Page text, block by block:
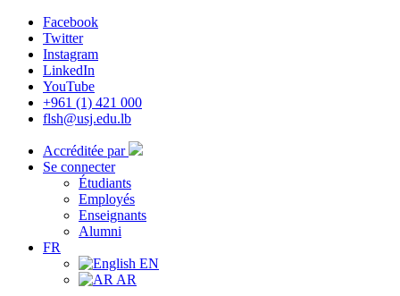
Facebook
Twitter
Instagram
LinkedIn
YouTube
+961 (1) 421 000
flsh@usj.edu.lb
Accréditée par
Se connecter
Étudiants
Employés
Enseignants
Alumni
FR
EN
AR